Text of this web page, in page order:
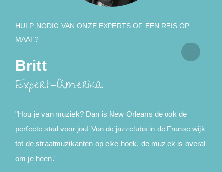
HULP NODIG VAN ONZE EXPERTS OF EEN REIS OP
MAAT?
Britt
Expert-Amerika
"Hou je van muziek? Dan is New Orleans de ook de
perfecte stad voor jou! Van de jazzclubs in de Franse wijk
tot de straatmuzikanten op elke hoek, de muziek is overal
om je heen."